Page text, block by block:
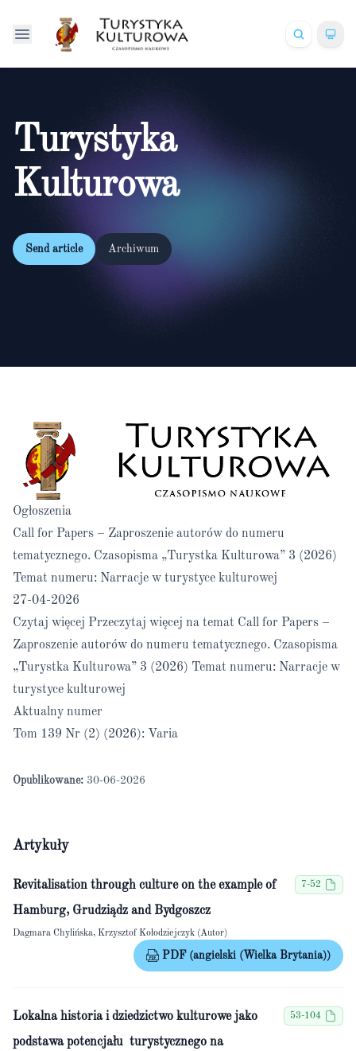
Turystyka
Kulturowa
Send article Archiwum
Ogłoszenia
Call for Papers – Zaproszenie autorów do numeru
tematycznego. Czasopisma „Turystka Kulturowa” 3 (2026)
Temat numeru: Narracje w turystyce kulturowej
27-04-2026
Czytaj więcej Przeczytaj więcej na temat Call for Papers –
Zaproszenie autorów do numeru tematycznego. Czasopisma
„Turystka Kulturowa” 3 (2026) Temat numeru: Narracje w
turystyce kulturowej
Aktualny numer
Tom 139 Nr (2) (2026): Varia
Opublikowane: 30-06-2026
Artykuły
Revitalisation through culture on the example of
Hamburg, Grudziądz and Bydgoszcz
7-52
Dagmara Chylińska, Krzysztof Kołodziejczyk (Autor)
PDF (angielski (Wielka Brytania))
Lokalna historia i dziedzictwo kulturowe jako
podstawa potencjału turystycznego na
53-104